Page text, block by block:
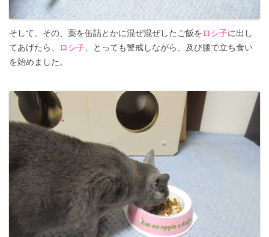
そして、その、薬を缶詰とかに混ぜ混ぜしたご飯を ロシ子に出し
てあげたら、
ロシ子、とっても警戒しながら、及び腰で立ち食い
を始めました。